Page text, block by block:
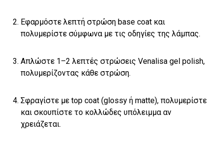
Εφαρμόστε λεπτή στρώση base coat και
πολυμερίστε σύμφωνα με τις οδηγίες της λάμπας.
Απλώστε 1–2 λεπτές στρώσεις Venalisa gel polish,
πολυμερίζοντας κάθε στρώση.
Σφραγίστε με top coat (glossy ή matte), πολυμερίστε
και σκουπίστε το κολλώδες υπόλειμμα αν
χρειάζεται.